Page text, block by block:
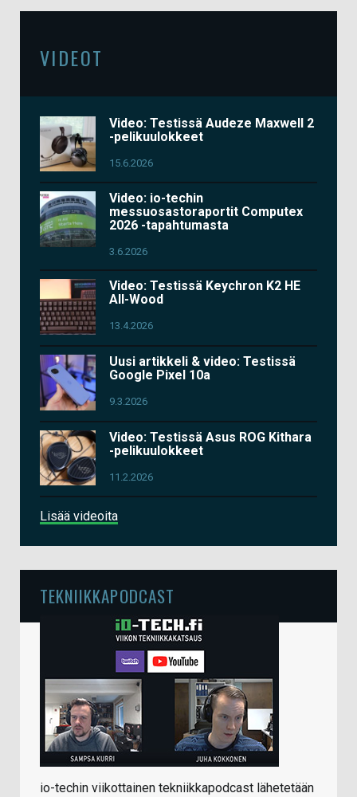
VIDEOT
Video: Testissä Audeze Maxwell 2
-pelikuulokkeet
15.6.2026
Video: io-techin
messuosastoraportit Computex
2026 -tapahtumasta
3.6.2026
Video: Testissä Keychron K2 HE
All-Wood
13.4.2026
Uusi artikkeli & video: Testissä
Google Pixel 10a
9.3.2026
Video: Testissä Asus ROG Kithara
-pelikuulokkeet
11.2.2026
Lisää videoita
TEKNIIKKAPODCAST
io-techin viikottainen tekniikkapodcast lähetetään